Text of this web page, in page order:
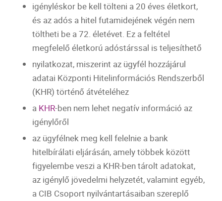
igényléskor be kell tölteni a 20 éves életkort,
és az adós a hitel futamidejének végén nem
töltheti be a 72. életévet. Ez a feltétel
megfelelő életkorú adóstárssal is teljesíthető
nyilatkozat, miszerint az ügyfél hozzájárul
adatai Központi Hitelinformációs Rendszerből
(KHR) történő átvételéhez
a KHR-ben nem lehet negatív információ az
igénylőről
az ügyfélnek meg kell felelnie a bank
hitelbírálati eljárásán, amely többek között
figyelembe veszi a KHR-ben tárolt adatokat,
az igénylő jövedelmi helyzetét, valamint egyéb,
a CIB Csoport nyilvántartásaiban szereplő